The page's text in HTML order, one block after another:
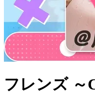
フレンズ ～